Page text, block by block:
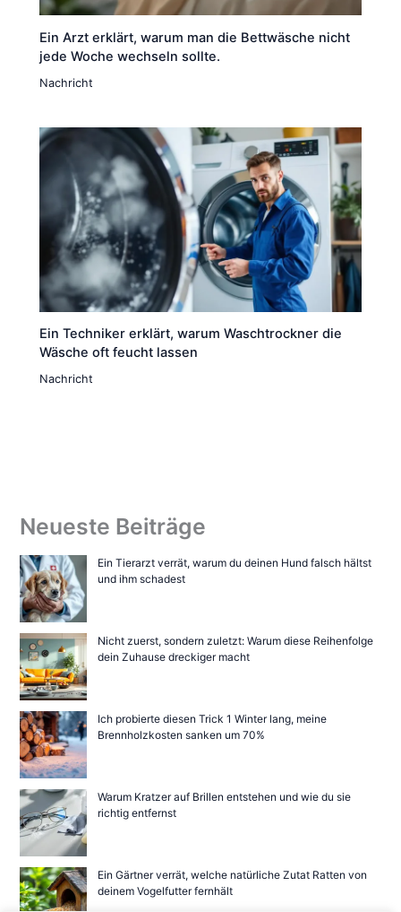
Ein Arzt erklärt, warum man die Bettwäsche nicht
jede Woche wechseln sollte.
Nachricht
Ein Techniker erklärt, warum Waschtrockner die
Wäsche oft feucht lassen
Nachricht
Neueste Beiträge
Ein Tierarzt verrät, warum du deinen Hund falsch hältst
und ihm schadest
Nicht zuerst, sondern zuletzt: Warum diese Reihenfolge
dein Zuhause dreckiger macht
Ich probierte diesen Trick 1 Winter lang, meine
Brennholzkosten sanken um 70%
Warum Kratzer auf Brillen entstehen und wie du sie
richtig entfernst
Ein Gärtner verrät, welche natürliche Zutat Ratten von
deinem Vogelfutter fernhält